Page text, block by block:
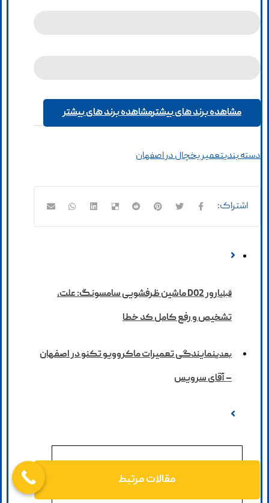
مشاهده برند های بیشترمشاهده برند های بیشتر
دسته بندیتعمیر یخچال در اصفهان
قبلی
ارور D02 ماشین ظرفشویی سامسونگ: علت،
تشخیص و رفع کامل کد خطا
بعدینمایندگی تعمیرات ماکروویو تکنو در اصفهان
– آقای سرویس
مقالات مرتبط